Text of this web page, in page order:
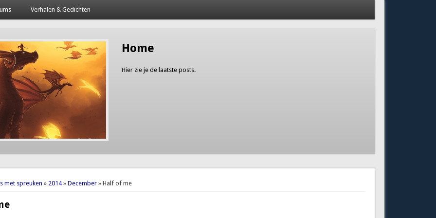
Verhalen & Gedichten
Home
Hier zie je de laatste posts.
met spreuken » 2014»December » Half of me